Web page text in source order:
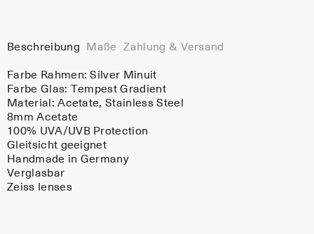
Beschreibung Maße Zahlung & Versand
Farbe Rahmen:Silver Minuit
Farbe Glas: Tempest Gradient
Material:Acetate, Stainless Steel
8mm Acetate
100% UVA/UVB Protection
Gleitsicht geeignet
Handmade in Germany
Verglasbar
Zeiss lenses